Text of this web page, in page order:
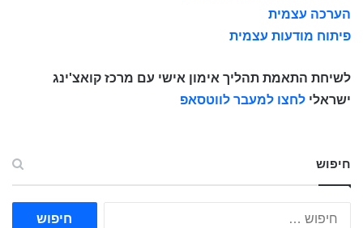
הערכה עצמית
פיתוח מודעות עצמית
לשיחת התאמת תהליך אימון אישי עם מרכז קואצ'ינג
ישראלי לחצו למעבר לווטסאפ
חיפוש